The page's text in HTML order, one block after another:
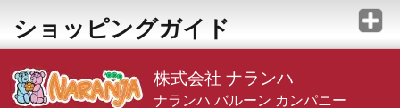
ショッピングガイド
株式会社 ナランハ
ナランハ バルーン カンパニー